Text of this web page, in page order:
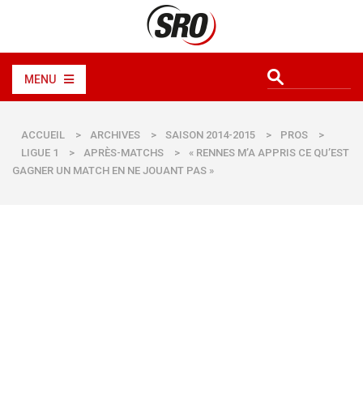
MENU
ACCUEIL > ARCHIVES > SAISON 2014-2015 > PROS
>
LIGUE 1
> APRÈS-MATCHS >
« RENNES M’A APPRIS CE QU’EST
GAGNER UN MATCH EN NE JOUANT PAS »